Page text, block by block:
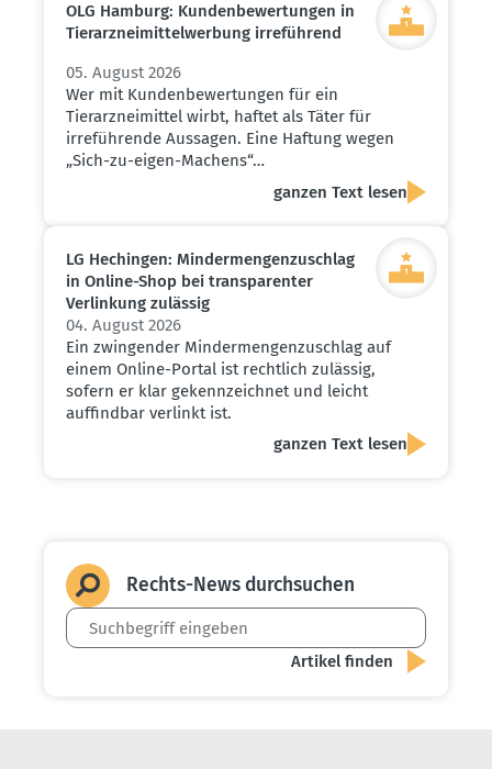
OLG Hamburg: Kunden­be­wer­tungen in
Tierarz­nei­mit­tel­werbung irreführend
05. August 2026
Wer mit Kundenbewertungen für ein
Tierarzneimittel wirbt, haftet als Täter für
irreführende Aussagen. Eine Haftung wegen
„Sich-zu-eigen-Machens“…
ganzen Text lesen
LG Hechingen: Minder­men­gen­zu­schlag
in Online-Shop bei trans­pa­renter
Verlinkung zulässig
04. August 2026
Ein zwingender Mindermengenzuschlag auf
einem Online-Portal ist rechtlich zulässig,
sofern er klar gekennzeichnet und leicht
auffindbar verlinkt ist.
ganzen Text lesen
Rechts-News durch­suchen